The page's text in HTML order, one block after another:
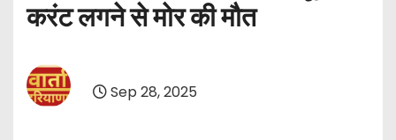
करंट लगने से मोर की मौत
Sep 28, 2025